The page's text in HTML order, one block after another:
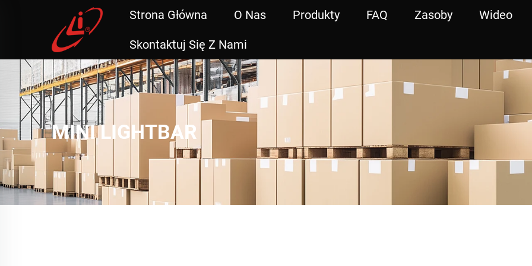
Strona Główna O Nas Produkty FAQ Zasoby Wideo
Skontaktuj Się Z Nami
MINI LIGHTBAR